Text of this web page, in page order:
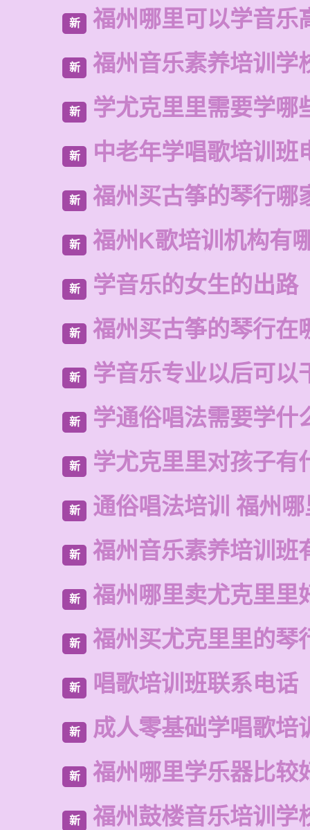
新 福州哪里可以学音乐
新 福州音乐素养培训学
新 学尤克里里需要学哪
新 中老年学唱歌培训班
新 福州买古筝的琴行哪
新 福州K歌培训机构有
新 学音乐的女生的出路
新 福州买古筝的琴行在
新 学音乐专业以后可以
新 学通俗唱法需要学什
新 学尤克里里对孩子有
新 通俗唱法培训 福州
新 福州音乐素养培训班
新 福州哪里卖尤克里里
新 福州买尤克里里的琴
新 唱歌培训班联系电话
新 成人零基础学唱歌培
新 福州哪里学乐器比较
新 福州鼓楼音乐培训学